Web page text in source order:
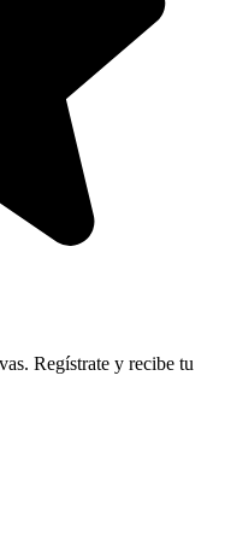
Regístrate y recibe tu